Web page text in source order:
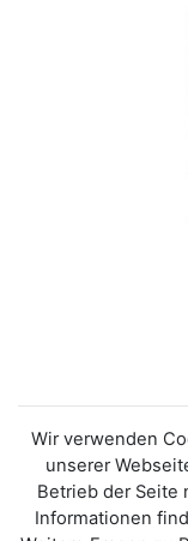
Wir verwenden
unserer
Betrieb der Seite
Informationen